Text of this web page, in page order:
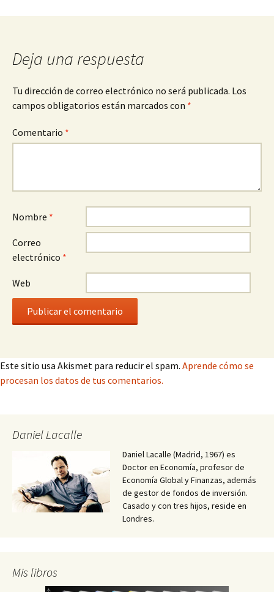
Deja una respuesta
Tu dirección de correo electrónico no será publicada. Los
campos obligatorios están marcados con *
Comentario *
Nombre *
Correo
electrónico *
Web
Este sitio usa Akismet para reducir el spam. Aprende cómo se
procesan los datos de tus comentarios.
Daniel Lacalle
Daniel Lacalle (Madrid, 1967) es
Doctor en Economía, profesor de
Economía Global y Finanzas, además
de gestor de fondos de inversión.
Casado y con tres hijos, reside en
Londres.
Mis libros